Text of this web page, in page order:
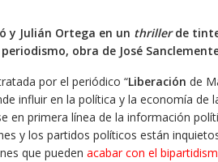
y Julián Ortega en un thrillerde
obra de José
por el periódico “Liberación de
influir en la política y la economía de
en primera línea de la información
y los partidos políticos están
que pueden acabar con el